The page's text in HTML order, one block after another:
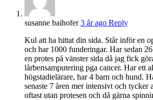
susanne baihofer 3 år ago Reply
Kul att ha hittat din sida. Står inför en
och har 1000 funderingar. Har sedan
en protes på vänster sida då jag fick
lårbensamputering pga cancer. Har ett
högstadielärare, har 4 barn och hund.
senaste 7 åren mer intensivt och tycker
oftast utan protesen och då gärna